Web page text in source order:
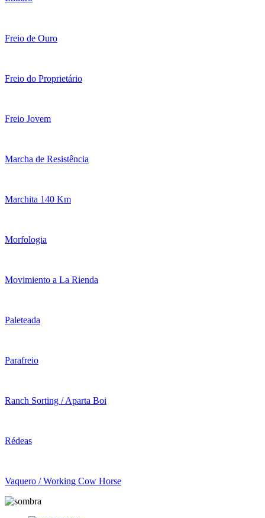
Freio de Ouro
Freio do Proprietário
Freio Jovem
Marcha de Resistência
Marchita 140 Km
Morfologia
Movimiento a La Rienda
Paleteada
Parafreio
Ranch Sorting / Aparta Boi
Rédeas
Vaquero / Working Cow Horse